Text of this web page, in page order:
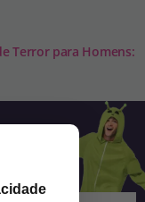
Terror para Homens: